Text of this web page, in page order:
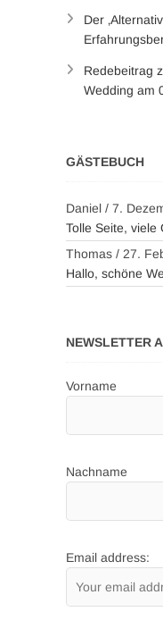
Der
Redebeitrag
Wedding am
GÄSTEBUCH
Daniel / 7.
Tolle Seite, viele
Thomas / 27.
Hallo, schöne
NEWSLETTER
Vorname
Nachname
Email address: